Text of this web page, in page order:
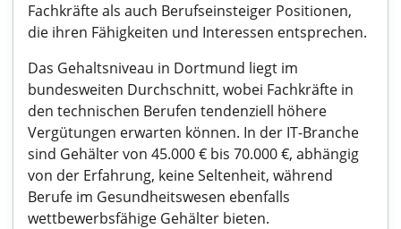
Fachkräfte als auch Berufseinsteiger Positionen,
die ihren Fähigkeiten und Interessen entsprechen.
Das Gehaltsniveau in Dortmund liegt im
bundesweiten Durchschnitt, wobei Fachkräfte in
den technischen Berufen tendenziell höhere
Vergütungen erwarten können. In der IT-Branche
sind Gehälter von 45.000 € bis 70.000 €, abhängig
von der Erfahrung, keine Seltenheit, während
Berufe im Gesundheitswesen ebenfalls
wettbewerbsfähige Gehälter bieten.